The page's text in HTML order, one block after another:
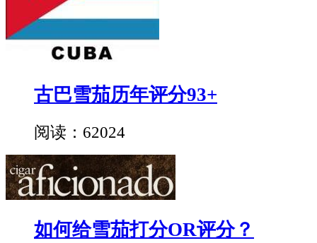
古巴雪茄历年评分93+
阅读：62024
如何给雪茄打分OR评分？